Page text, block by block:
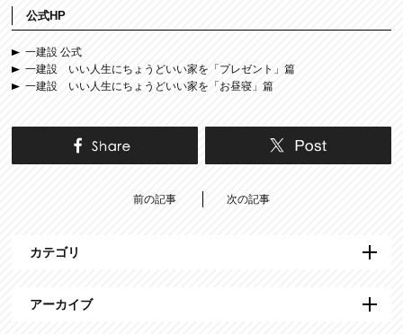
公式HP
一建設 公式
一建設 いい人生にちょうどいい家を「プレゼント」篇
一建設 いい人生にちょうどいい家を「お昼寝」篇
前の記事 次の記事
カテゴリ
アーカイブ